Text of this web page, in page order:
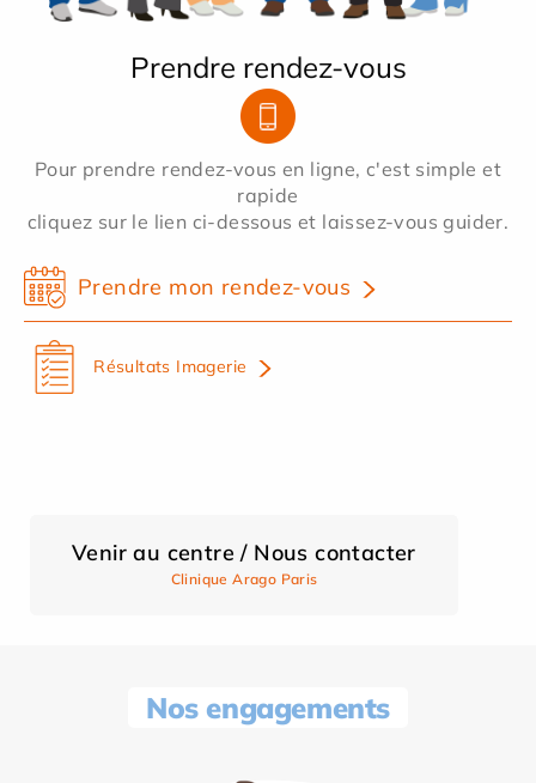
Prendre rendez-vous
Pour prendre rendez-vous en ligne, c'est simple et
rapide
cliquez sur le lien ci-dessous et laissez-vous guider.
Prendre mon rendez-vous
Résultats Imagerie
Venir au centre / Nous contacter
Clinique Arago Paris
Nos engagements